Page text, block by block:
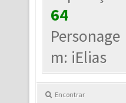
64
Personage
m: iElias
Encontrar